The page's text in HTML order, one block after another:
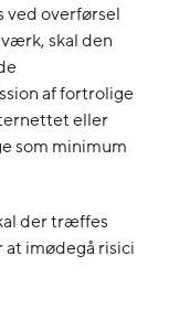
ved overførsel
skal den
af fortrolige
eller
som minimum
der træffes
imødegå risici